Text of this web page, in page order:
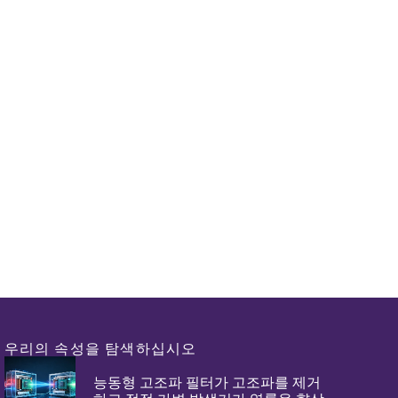
우리의 속성을 탐색하십시오
능동형 고조파 필터가 고조파를 제거